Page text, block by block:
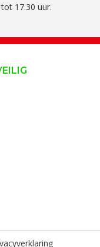
17.30 uur.